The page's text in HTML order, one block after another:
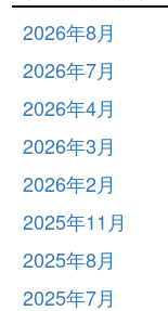
2026年8月
2026年7月
2026年4月
2026年3月
2026年2月
2025年11月
2025年8月
2025年7月